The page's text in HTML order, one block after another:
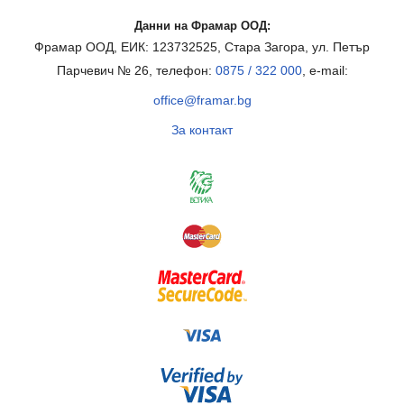
Данни на Фрамар ООД:
Фрамар ООД, ЕИК: 123732525, Стара Загора, ул. Петър
Парчевич № 26, телефон: 0875 / 322 000, e-mail:
office@framar.bg
За контакт